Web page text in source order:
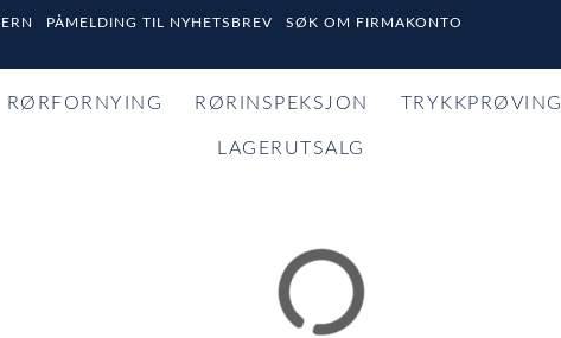
PÅMELDING TIL NYHETSBREV
SØK OM FIRMAKONTO
RØRFORNYING RØRINSPEKSJON TRYKKPRØVING
LAGERUTSALG